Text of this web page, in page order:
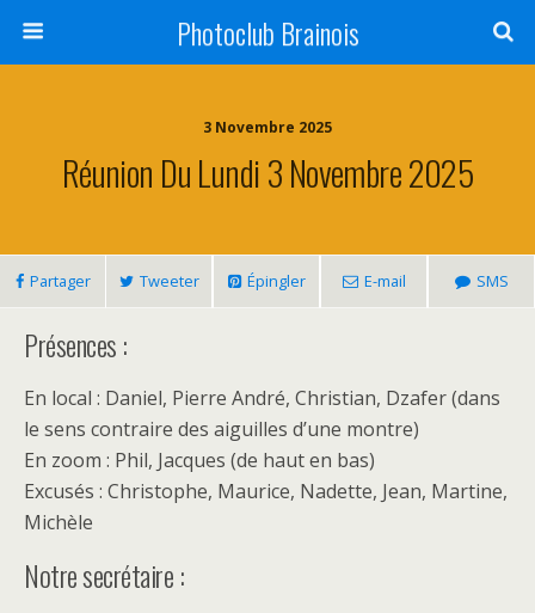
Photoclub Brainois
3 Novembre 2025
Réunion Du Lundi 3 Novembre 2025
Partager Tweeter Épingler E-mail SMS
Présences :
En local : Daniel, Pierre André, Christian, Dzafer (dans
le sens contraire des aiguilles d’une montre)
En zoom : Phil, Jacques (de haut en bas)
Excusés : Christophe, Maurice, Nadette, Jean, Martine,
Michèle
Notre secrétaire :